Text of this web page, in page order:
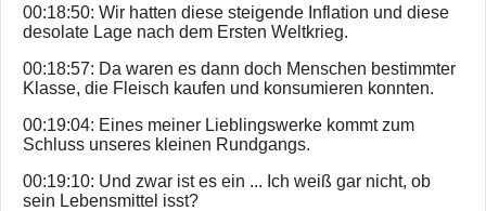
00:18:50: Wir hatten diese steigende Inflation und diese
desolate Lage nach dem Ersten Weltkrieg.
00:18:57: Da waren es dann doch Menschen bestimmter
Klasse, die Fleisch kaufen und konsumieren konnten.
00:19:04: Eines meiner Lieblingswerke kommt zum
Schluss unseres kleinen Rundgangs.
00:19:10: Und zwar ist es ein ... Ich weiß gar nicht, ob
sein Lebensmittel isst?